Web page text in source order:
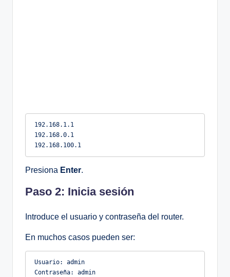
192.168.1.1
192.168.0.1
192.168.100.1
Presiona Enter.
Paso 2: Inicia sesión
Introduce el usuario y contraseña del router.
En muchos casos pueden ser:
Usuario: admin
Contraseña: admin